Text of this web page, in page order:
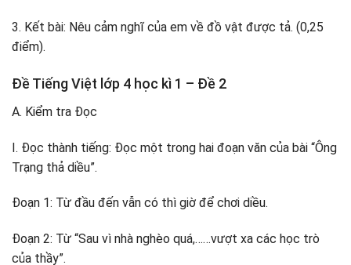
3. Kết bài: Nêu cảm nghĩ của em về đồ vật được tả. (0,25
điểm).
Đề Tiếng Việt lớp 4 học kì 1 – Đề 2
A. Kiểm tra Đọc
I. Đọc thành tiếng: Đọc một trong hai đoạn văn của bài “Ông
Trạng thả diều”.
Đoạn 1: Từ đầu đến vẫn có thì giờ để chơi diều.
Đoạn 2: Từ “Sau vì nhà nghèo quá,……vượt xa các học trò
của thầy”.